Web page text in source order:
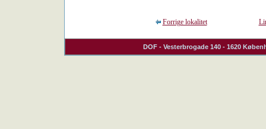
Forrige lokalitet
DOF - Vesterbrogade 140 - 1620